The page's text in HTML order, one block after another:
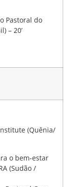
Pastoral do
– 20’
(Quênia/
o bem-estar
(Sudão /